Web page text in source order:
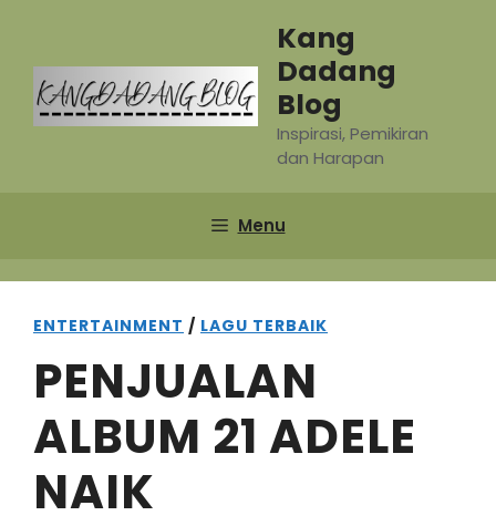
content
Kang
Dadang
Blog
Inspirasi, Pemikiran
dan Harapan
Menu
ENTERTAINMENT / LAGU TERBAIK
PENJUALAN
ALBUM 21 ADELE
NAIK